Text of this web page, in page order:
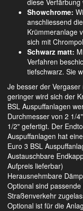
Showchrome:
anschliessend
Krümmeranlage
sich mit
Schwarz matt:
Verfahren
tiefschwarz. Sie
Je besser der
geringer wird sich der
BSL Auspuffanlagen
Durchmesser von 2 1/
1/2" gefertigt. Der
Auspuffanlagen hat
Euro 3 BSL
Austauschbare
Aufpreis lieferbar)
Herausnehmbare
Optional sind
Straßenverkehr
Optional ist für die